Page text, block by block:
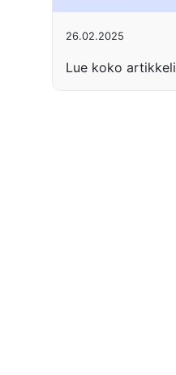
26.02.2025
Lue koko artikkeli